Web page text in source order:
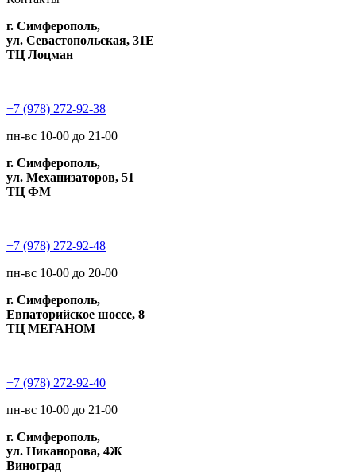
г. Симферополь,
ул. Севастопольская, 31Е
ТЦ Лоцман
+7 (978) 272-92-38
пн-вс 10-00 до 21-00
г. Симферополь,
ул. Механизаторов, 51
ТЦ ФМ
+7 (978) 272-92-48
пн-вс 10-00 до 20-00
г. Симферополь,
Евпаторийское шоссе, 8
ТЦ МЕГАНОМ
+7 (978) 272-92-40
пн-вс 10-00 до 21-00
г. Симферополь,
ул. Никанорова, 4Ж
Виноград